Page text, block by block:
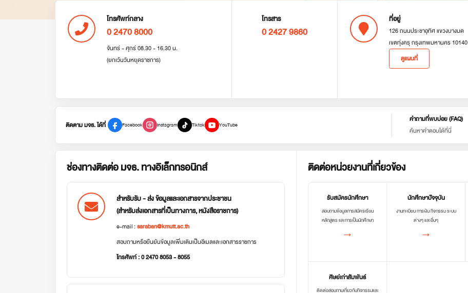
โทรศัพท์กลาง
0 2470 8000
จันทร์ - ศุกร์ 08.30 - 16.30 น.
(ยกเว้นวันหยุดราชการ)
โทรสาร
0 2427 9860
ที่อยู่
126 ถนนประชาอุทิศ แขวงบางมด
เขตทุ่งครุ กรุงเทพมหานคร 10140
ดูแผนที่
ติดตาม มจธ. ได้ที่ Facebook Instagram Tiktok YouTube
คำถามที่พบบ่อย (FAQ)
ค้นหาคำตอบได้ที่นี่
ช่องทางติดต่อ มจธ. ทางอิเล็กทรอนิกส์
สำหรับรับ - ส่ง ข้อมูลและเอกสารจากประชาชน
(สำหรับส่งเอกสารที่เป็นทางการ, หนังสือราชการ)
e-mail :saraban@kmutt.ac.th
สอบถามหรือยืนยันข้อมูลเพิ่มเติมเป็นอีเมลและเอกสารราชการ
โทรศัพท์ : 0 2470 8053 - 8055
ติดต่อหน่วยงานที่เกี่ยวข้อง
รับสมัครนักศึกษา
สอบถามข้อมูลการสมัครเรียน
หลักสูตร และการเป็นนักศึกษา
→
นักศึกษาปัจจุบัน
งานทะเบียน การเงิน กิจกรรม ระบบ
ต่างๆ และอื่นๆ
→
ศิษย์เก่าสัมพันธ์
ติดต่อสอบถามเกี่ยวกับกิจกรรมและ